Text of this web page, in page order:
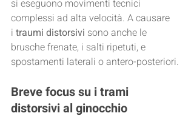
si eseguono movimenti tecnici
complessi ad alta velocità. A causare
i traumi distorsivi sono anche le
brusche frenate, i salti ripetuti, e
spostamenti laterali o antero-posteriori.
Breve focus su i trami
distorsivi al ginocchio